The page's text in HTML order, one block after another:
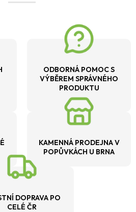
ODBORNÁ POMOC S
VÝBĚREM SPRÁVNÉHO
PRODUKTU
KAMENNÁ PRODEJNA V
POPŮVKÁCH U BRNA
DOPRAVA PO
CELÉ ČR